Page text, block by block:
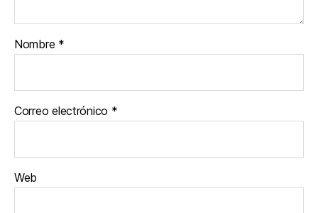
Nombre *
Correo electrónico *
Web